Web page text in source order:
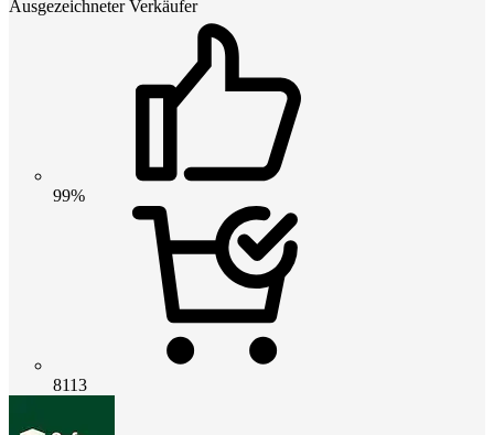
Ausgezeichneter Verkäufer
99%
8113